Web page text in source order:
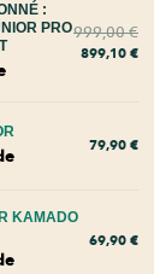
:
PRO999,00€
899,10 €
79,90 €
KAMADO
69,90 €